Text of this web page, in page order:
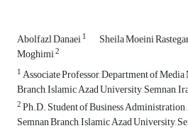
Abolfazl Danaei1 Sheila Moeini
Moghimi2
1Associate Professor, Department of Media
Branch, Islamic Azad University, Semnan,
2Ph.D. Student of Business Administration
Semnan Branch, Islamic Azad University,